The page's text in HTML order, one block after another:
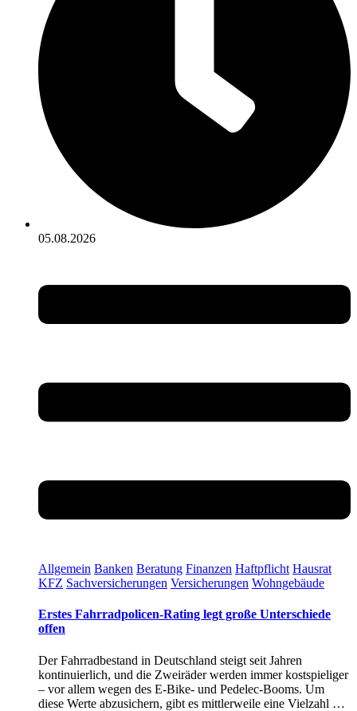
05.08.2026
Allgemein Banken Beratung Finanzen Haftpflicht Hausrat
KFZ Sachversicherungen Versicherungen Wohngebäude
Erstes Fahrradpolicen-Rating legt große Unterschiede
offen
Der Fahrradbestand in Deutschland steigt seit Jahren
kontinuierlich, und die Zweiräder werden immer kostspieliger
– vor allem wegen des E-Bike- und Pedelec-Booms. Um
diese Werte abzusichern, gibt es mittlerweile eine Vielzahl …